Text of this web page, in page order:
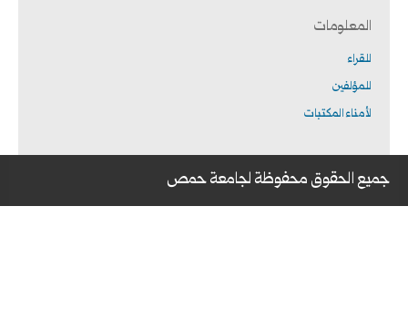
المعلومات
للقراء
للمؤلفين
لأمناء المكتبات
جميع الحقوق محفوظة لجامعة حمص